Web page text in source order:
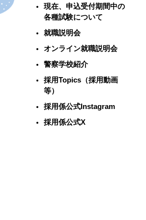
現在、申込受付期間中の
各種試験について
就職説明会
オンライン就職説明会
警察学校紹介
採用Topics（採用動画
等）
採用係公式Instagram
採用係公式X